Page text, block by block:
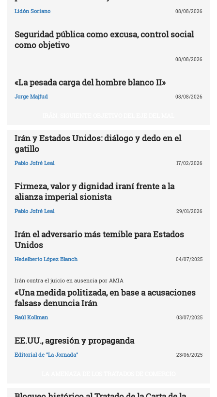
Lidón Soriano 08/08/2026
Seguridad pública como excusa, control social
como objetivo
08/08/2026
«La pesada carga del hombre blanco II»
Jorge Majfud 08/08/2026
Irán y Estados Unidos: diálogo y dedo en el
gatillo
Pablo Jofré Leal 17/02/2026
Firmeza, valor y dignidad iraní frente a la
alianza imperial sionista
Pablo Jofré Leal 29/01/2026
Irán el adversario más temible para Estados
Unidos
Hedelberto López Blanch 04/07/2025
Irán contra el juicio en ausencia por AMIA
«Una medida politizada, en base a acusaciones
falsas» denuncia Irán
Raúl Kollman 03/07/2025
EE.UU., agresión y propaganda
Editorial de "La Jornada" 23/06/2025